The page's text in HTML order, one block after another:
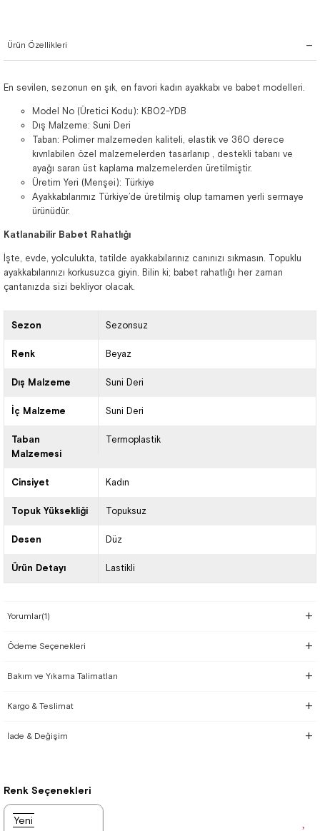
Ürün Özellikleri
En sevilen, sezonun en şık, en favori kadın ayakkabı ve babet modelleri.
Model No (Üretici Kodu): KB02-YDB
Dış Malzeme: Suni Deri
Taban: Polimer malzemeden kaliteli, elastik ve 360 derece
kıvrılabilen özel malzemelerden tasarlanıp , destekli tabanı ve
ayağı saran üst kaplama malzemelerden üretilmiştir.
Üretim Yeri (Menşei): Türkiye
Ayakkabılarımız Türkiye’de üretilmiş olup tamamen yerli sermaye
ürünüdür.
Katlanabilir Babet Rahatlığı
İşte, evde, yolculukta, tatilde ayakkabılarınız canınızı sıkmasın. Topuklu
ayakkabılarınızı korkusuzca giyin. Bilin ki; babet rahatlığı her zaman
çantanızda sizi bekliyor olacak.
Sezon Sezonsuz
Renk Beyaz
Dış Malzeme Suni Deri
İç Malzeme Suni Deri
Taban
Malzemesi
Termoplastik
Cinsiyet Kadın
Topuk Yüksekliği Topuksuz
Desen Düz
Ürün Detayı Lastikli
Yorumlar(1)
Ödeme Seçenekleri
Bakım ve Yıkama Talimatları
Kargo & Teslimat
İade & Değişim
Renk Seçenekleri
Yeni